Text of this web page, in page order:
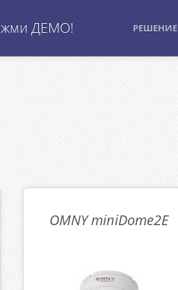
жми ДЕМО! РЕШЕНИЕ
OMNY miniDome2Е